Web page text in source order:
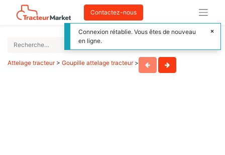
Contactez-nous
Attelage tracteur> Goupille attelage tracteur>
Connexion rétablie. Vous êtes de nouveau
en ligne.